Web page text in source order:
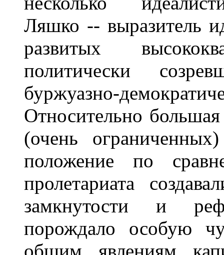
Ляшко -- выразитель
развитых
политически
буржуазно-
Относительно
(очень
положение по
пролетариата
замкнутости и
порождало особую